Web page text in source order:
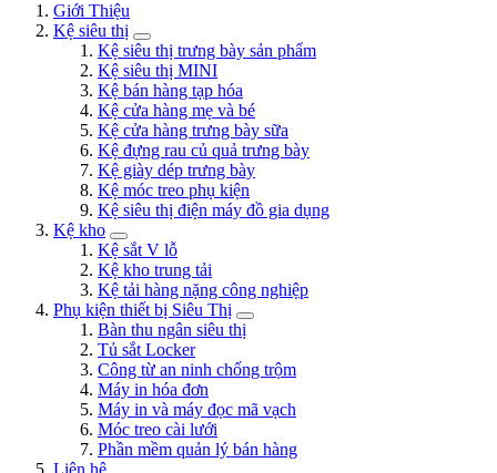
Giới Thiệu
Kệ siêu thị
Kệ siêu thị trưng bày sản phẩm
Kệ siêu thị MINI
Kệ bán hàng tạp hóa
Kệ cửa hàng mẹ và bé
Kệ cửa hàng trưng bày sữa
Kệ đựng rau củ quả trưng bày
Kệ giày dép trưng bày
Kệ móc treo phụ kiện
Kệ siêu thị điện máy đồ gia dụng
Kệ kho
Kệ sắt V lỗ
Kệ kho trung tải
Kệ tải hàng nặng công nghiệp
Phụ kiện thiết bị Siêu Thị
Bàn thu ngân siêu thị
Tủ sắt Locker
Công từ an ninh chống trộm
Máy in hóa đơn
Máy in và máy đọc mã vạch
Móc treo cài lưới
Phần mềm quản lý bán hàng